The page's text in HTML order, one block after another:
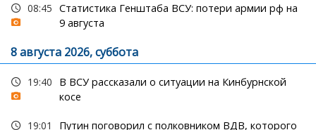
08:45 Статистика Генштаба ВСУ: потери армии рф на
9 августа
8 августа 2026, суббота
19:40
В ВСУ рассказали о ситуации на Кинбурнской
косе
19:01
Путин поговорил с полковником ВДВ, которого